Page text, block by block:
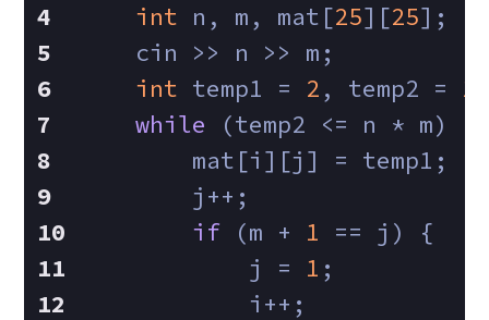
int n, m, mat[25][25];
    cin >> n >> m;
int temp1 = 2 , temp2 = 1
while (temp2 <= n * m) {
        mat[i][j] = temp1;
        j++;
if (m + 1 == j) {
            j =
1 ;
            i++;